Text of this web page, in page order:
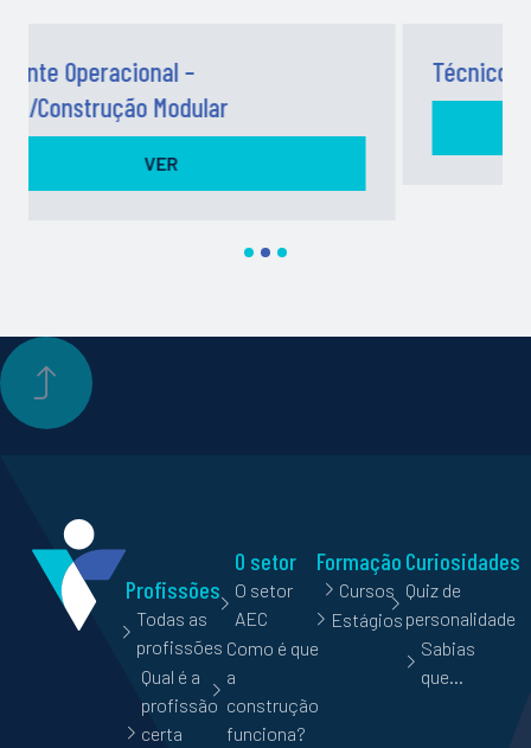
Técnico – Fábrica/Construção
Profissões
Todas as
profissões
Qual é a
profissão
certa
O setor
O setor
AEC
Como é que
a
construção
funciona?
Formação
Cursos
Estágios
Curiosidades
Quiz de
personalidade
Sabias
que…